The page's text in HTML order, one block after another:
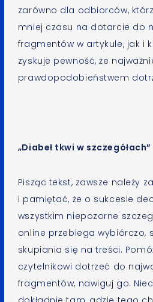
zarówno dla odbiorców,
mniej czasu na dotarcie do
fragmentów w artykule, jak i
zyskuje pewność, że
prawdopodobieństwem
„Diabeł tkwi w szczegółach”
Pisząc tekst, zawsze należy
i pamiętać, że o sukcesie
wszystkim niepozorne
online przebiega wybiórczo,
skupiania się na treści.
czytelnikowi dotrzeć do
fragmentów, nawiguj go.